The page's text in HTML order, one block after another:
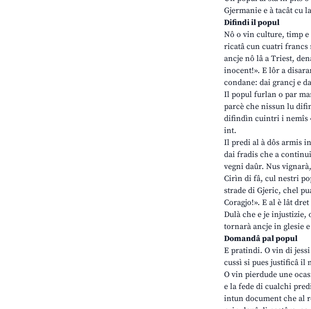
Gjermanie e à tacât cu
Difindi il popul
Nô o vin culture, timp e
ricatâ cun cuatri francs
ancje nô lâ a Triest,
inocent!». E lôr a
condane: dai grancj e
Il popul furlan o par
parcè che nissun lu
difindìn cuintri i nemîs
int.
Il predi al à dôs armis
dai fradis che a
vegni daûr. Nus
Cirìn di fâ, cul nestri
strade di Gjeric, chel
Coragjo!». E al è lât dret
Dulà che e je
tornarà ancje in glesie
Domandâ pal popul
E pratindi. O vin di
cussì si pues justificâ il
O vin pierdude une
e la fede di cualchi
intun document che al